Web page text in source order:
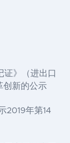
证》（进出口
创新的公示
2019年第14